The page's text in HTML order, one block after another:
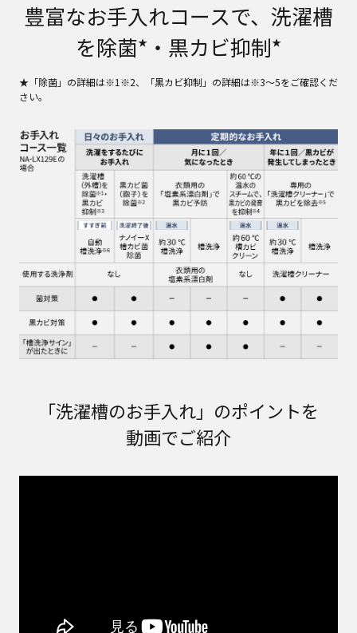
豊富なお手入れコースで、洗濯槽
を除菌★ ・黒カビ抑制★
★「除菌」の詳細は※1※2、「黒カビ抑制」の詳細は※3～5をご確認くだ
さい。
「洗濯槽のお手入れ」のポイントを
動画でご紹介